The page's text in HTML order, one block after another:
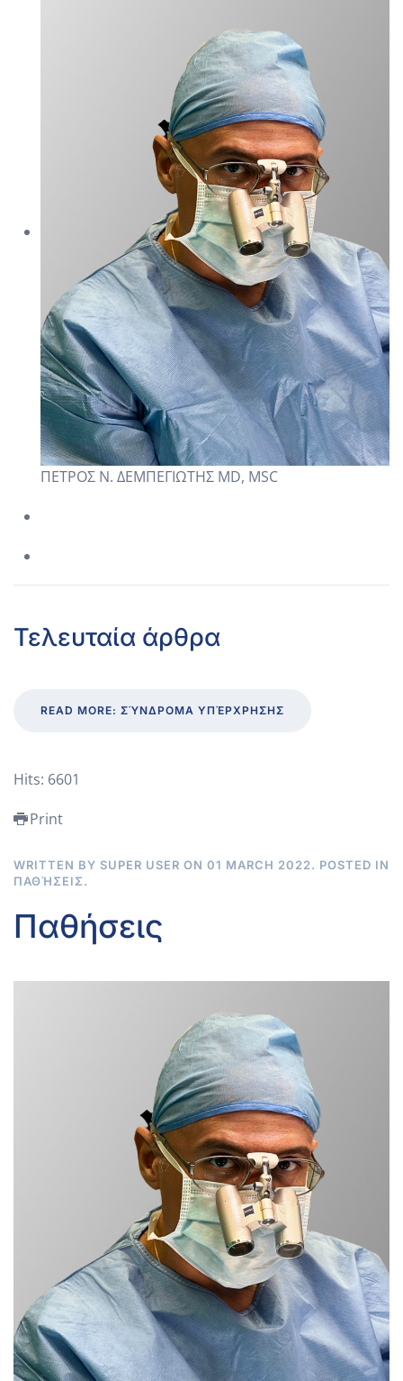
ΠΕΤΡΟΣ Ν. ΔΕΜΠΕΓΙΩΤΗΣ MD, MSC
Τελευταία άρθρα
READ MORE: ΣΎΝΔΡΟΜΑ ΥΠΈΡΧΡΗΣΗΣ
Hits: 6601
Print
WRITTEN BY SUPER USER ON 01 MARCH 2022. POSTED IN
ΠΑΘΉΣΕΙΣ.
Παθήσεις